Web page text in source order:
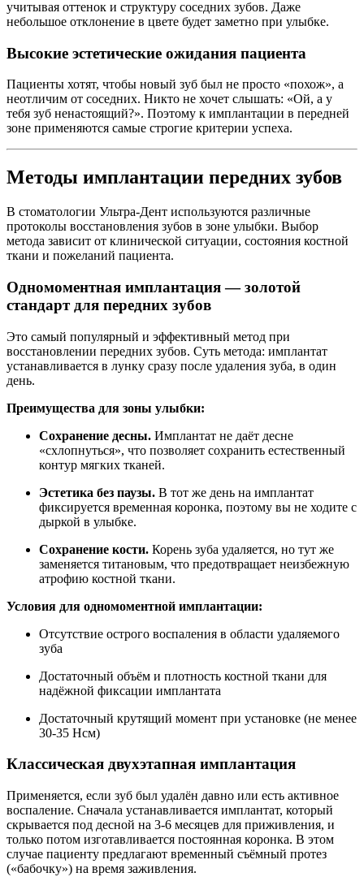
учитывая оттенок и структуру соседних зубов. Даже
небольшое отклонение в цвете будет заметно при улыбке.
Высокие эстетические ожидания пациента
Пациенты хотят, чтобы новый зуб был не просто «похож», а
неотличим от соседних. Никто не хочет слышать: «Ой, а у
тебя зуб ненастоящий?». Поэтому к имплантации в передней
зоне применяются самые строгие критерии успеха.
Методы имплантации передних зубов
В стоматологии Ультра-Дент используются различные
протоколы восстановления зубов в зоне улыбки. Выбор
метода зависит от клинической ситуации, состояния костной
ткани и пожеланий пациента.
Одномоментная имплантация — золотой
стандарт для передних зубов
Это самый популярный и эффективный метод при
восстановлении передних зубов. Суть метода: имплантат
устанавливается в лунку сразу после удаления зуба, в один
день.
Преимущества для зоны улыбки:
Сохранение десны. Имплантат не даёт десне
«схлопнуться», что позволяет сохранить естественный
контур мягких тканей.
Эстетика без паузы. В тот же день на имплантат
фиксируется временная коронка, поэтому вы не ходите с
дыркой в улыбке.
Сохранение кости. Корень зуба удаляется, но тут же
заменяется титановым, что предотвращает неизбежную
атрофию костной ткани.
Условия для одномоментной имплантации:
Отсутствие острого воспаления в области удаляемого
зуба
Достаточный объём и плотность костной ткани для
надёжной фиксации имплантата
Достаточный крутящий момент при установке (не менее
30-35 Нсм)
Классическая двухэтапная имплантация
Применяется, если зуб был удалён давно или есть активное
воспаление. Сначала устанавливается имплантат, который
скрывается под десной на 3-6 месяцев для приживления, и
только потом изготавливается постоянная коронка. В этом
случае пациенту предлагают временный съёмный протез
(«бабочку») на время заживления.